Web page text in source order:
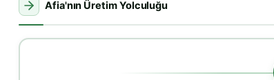
Afia'nın Üretim Yolculuğu